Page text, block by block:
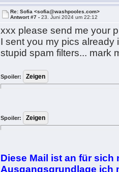
Re: Sofia <sofia@washpooles.com>
Antwort #7 -23. Juni 2024 um 22:12
xxx please send me your
I sent you my pics already
stupid spam filters... mark
Spoiler:
Spoiler:
Diese Mail ist an für
Ausgangsgrundlage ich